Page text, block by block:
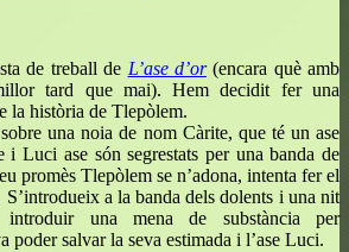
de treball de L’ase d’or(encara què amb
tard que mai). Hem decidit fer una
la història de Tlepòlem.
una noia de nom Càrite, que té un ase
Luci ase són segrestats per una banda de
promès Tlepòlem se n’adona, intenta fer el
S’introdueix a la banda dels dolents i una nit
una mena de substància per
poder salvar la seva estimada i l’ase Luci.